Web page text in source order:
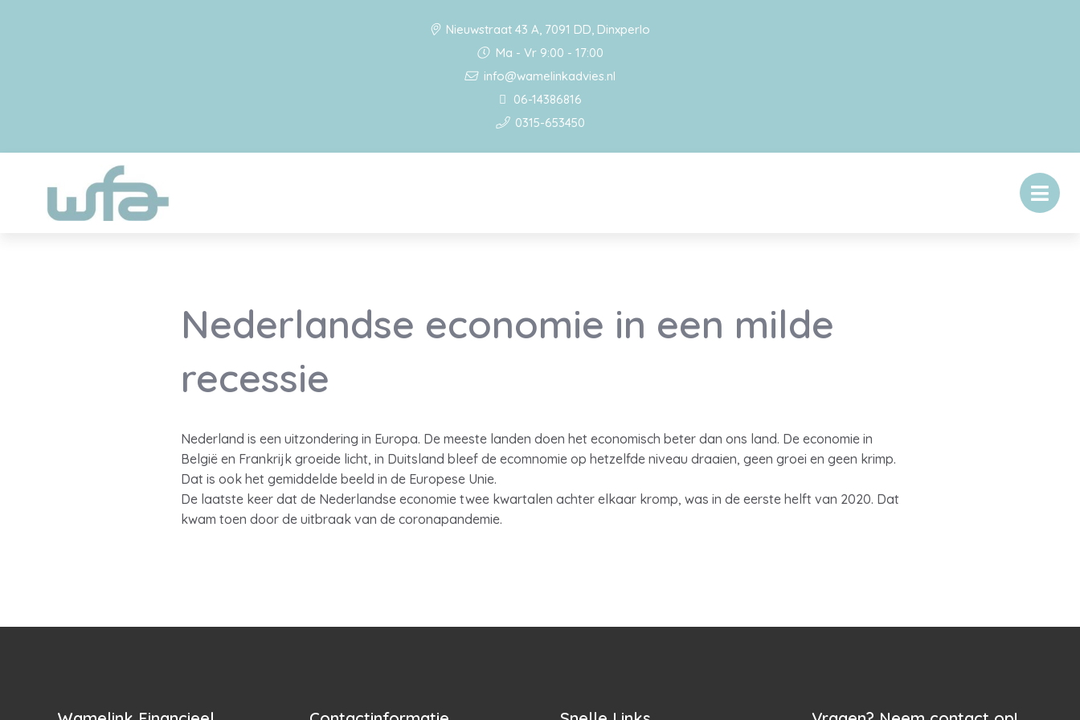
Nieuwstraat 43 A, 7091 DD, Dinxperlo
Ma - Vr 9:00 - 17:00
info@wamelinkadvies.nl
06-14386816
0315-653450
Nederlandse economie in een milde
recessie
Nederland is een uitzondering in Europa. De meeste landen doen het economisch beter dan ons land. De economie in
België en Frankrijk groeide licht, in Duitsland bleef de ecomnomie op hetzelfde niveau draaien, geen groei en geen krimp.
Dat is ook het gemiddelde beeld in de Europese Unie.
De laatste keer dat de Nederlandse economie twee kwartalen achter elkaar kromp, was in de eerste helft van 2020. Dat
kwam toen door de uitbraak van de coronapandemie.